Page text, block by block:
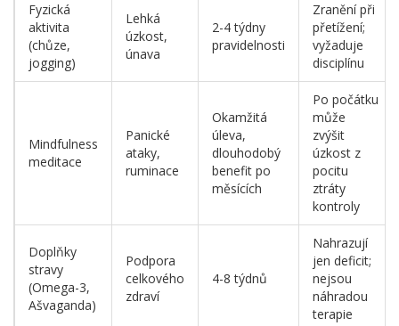
Fyzická
aktivita
(chůze,
jogging)
Lehká
úzkost,
únava
2-4 týdny
pravidelnosti
Zranění při
přetížení;
vyžaduje
disciplínu
Mindfulness
meditace
Panické
ataky,
ruminace
Okamžitá
úleva,
dlouhodobý
benefit po
měsících
Po počátku
může
zvýšit
úzkost z
pocitu
ztráty
kontroly
Doplňky
stravy
(Omega-3,
Ašvaganda)
Podpora
celkového
zdraví
4-8 týdnů
Nahrazují
jen deficit;
nejsou
náhradou
terapie